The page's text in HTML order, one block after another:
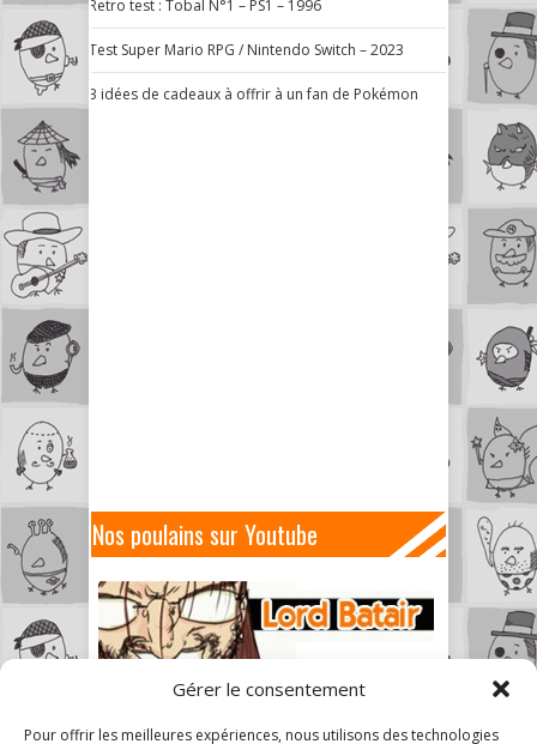
Gérer le consentement
Pour offrir les meilleures expériences, nous utilisons des technologies
Retro test : Tobal N°1 – PS1 – 1996
Test Super Mario RPG / Nintendo Switch – 2023
3 idées de cadeaux à offrir à un fan de Pokémon
Nos poulains sur Youtube